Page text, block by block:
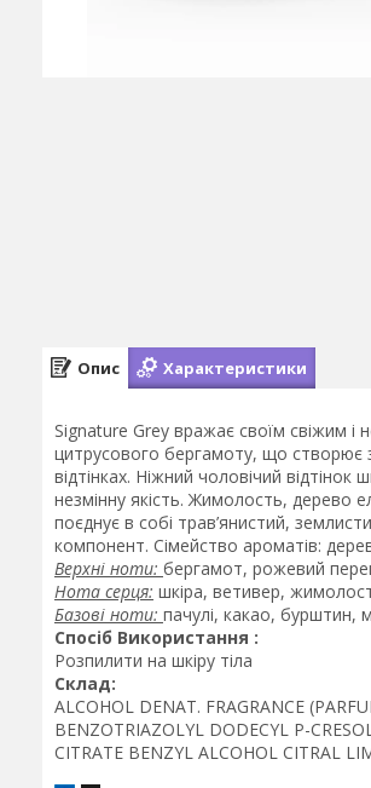
Опис Характеристики
Signature Grey вражає своїм свіжим
цитрусового бергамоту, що створює
відтінках. Ніжний чоловічий
незмінну якість. Жимолость, дерево
поєднує в собі трав’янистий,
компонент. Сімейство ароматів:
Верхні ноти: бергамот, рожевий
Нота серця: шкіра, ветивер,
Базові ноти: пачулі, какао, бурштин,
Спосіб Використання :
Розпилити на шкіру тіла
Склад:
ALCOHOL DENAT. FRAGRANCE
BENZOTRIAZOLYL DODECYL P-
CITRATE BENZYL ALCOHOL СITRAL